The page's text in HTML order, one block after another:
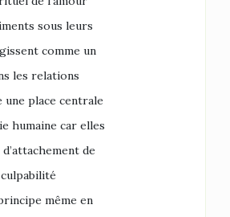
sous leurs
comme un
les relations
une place centrale
humaine car elles
de
même en